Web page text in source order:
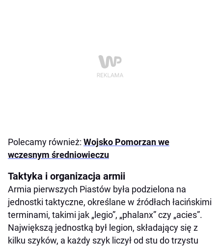
Polecamy również: Wojsko Pomorzan we
wczesnym średniowieczu
Taktyka i organizacja armii
Armia pierwszych Piastów była podzielona na
jednostki taktyczne, określane w źródłach łacińskimi
terminami, takimi jak „legio”, „phalanx” czy „acies”.
Największą jednostką był legion, składający się z
kilku szyków, a każdy szyk liczył od stu do trzystu